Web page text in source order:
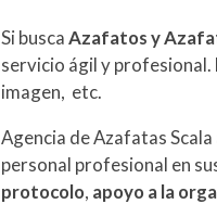
Si buscaAzafatos y
servicio ágil y
imagen, etc.
Agencia de Azafatas
personal profesional en
protocolo, apoyo a la